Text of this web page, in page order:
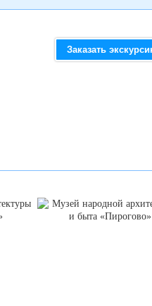
Заказать